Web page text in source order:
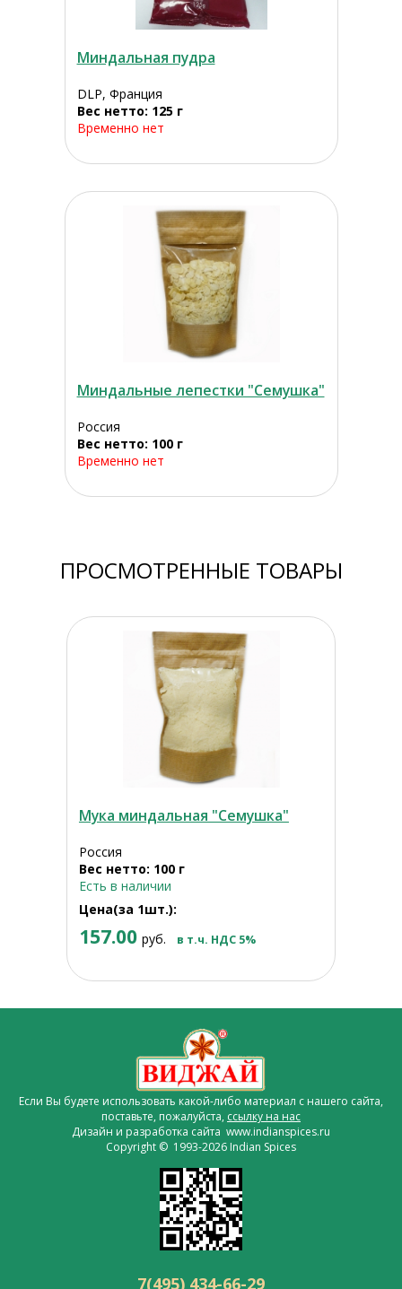
Миндальная пудра
DLP, Франция
Вес нетто: 125 г
Временно нет
Миндальные лепестки "Семушка"
Россия
Вес нетто: 100 г
Временно нет
ПРОСМОТРЕННЫЕ ТОВАРЫ
Мука миндальная "Семушка"
Россия
Вес нетто: 100 г
Есть в наличии
Цена(за 1шт.):
157.00 руб. в т.ч. НДС 5%
Если Вы будете использовать какой-либо материал с нашего сайта,
поставьте, пожалуйста, ссылку на нас
Дизайн и разработка сайта www.indianspices.ru
Copyright © 1993-2026 Indian Spices
7(495) 434-66-29